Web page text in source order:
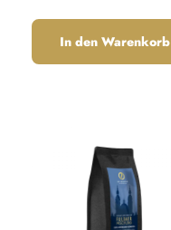
In den Warenkorb